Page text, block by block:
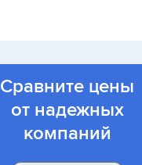
Сравните цены
от надежных
компаний